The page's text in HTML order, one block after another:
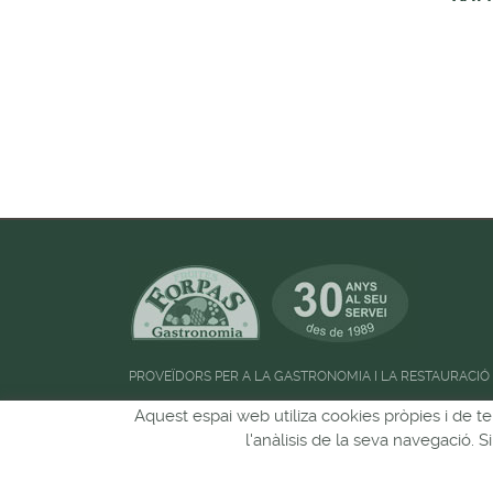
PROVEÏDORS PER A LA GASTRONOMIA I LA RESTAURACIÓ
Horari d'atenció al públic:de 09:00h a
Aquest espai web utiliza cookies pròpies i de
l'anàlisis de la seva navegació.